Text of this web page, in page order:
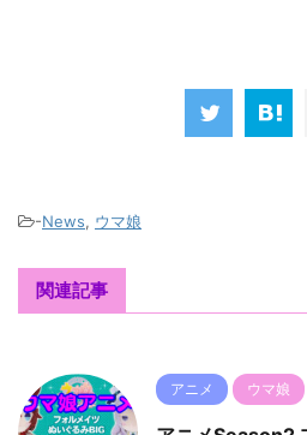
-News, ウマ娘
関連記事
アニメ ウマ娘